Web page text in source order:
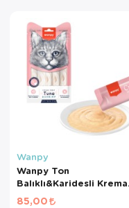
Wanpy
Wanpy Ton
Balıklı&Karidesli Krema
Kedi Ödülü 14Gr*5 Adet
85,00